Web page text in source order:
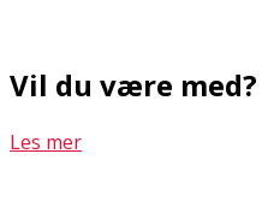
Vil du være med?
Les mer